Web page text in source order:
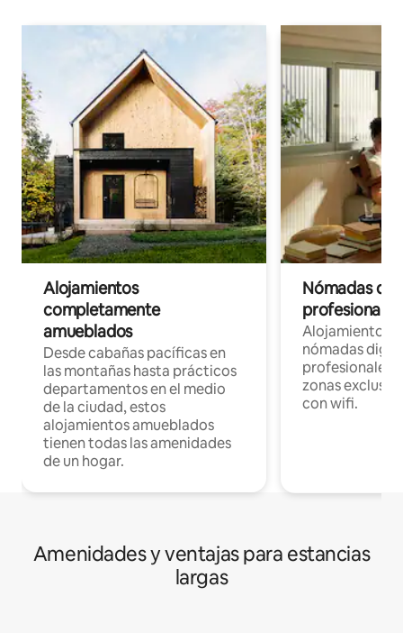
Alojamientos
completamente
amueblados
Desde cabañas pacíficas en
las montañas hasta prácticos
departamentos en el medio
de la ciudad, estos
alojamientos amueblados
tienen todas las amenidades
de un hogar.
Nómadas
Alojamientos
nómadas
profesionales
zonas
con wifi.
Amenidades y ventajas para estancias
largas